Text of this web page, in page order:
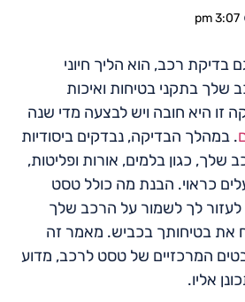
3:07 pm
רכב, הוא הליך חיוני
בתקני בטיחות ואיכות
זו היא חובה ויש לבצעה מדי שנה
. במהלך הבדיקה, נבדקים ביסודיות
שלך, כגון בלמים, אורות ופליטות,
כראוי. הבנת מה כולל טסט
לעזור לך לשמור על הרכב שלך
את בטיחותך בכביש. מאמר זה
המרכזיים של טסט לרכב, מדוע
אליו.